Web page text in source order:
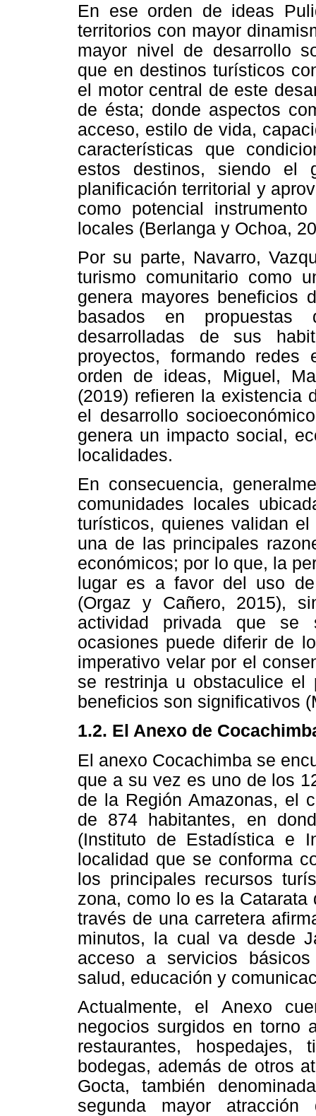
En ese orden de ideas
territorios con mayor
mayor nivel de desarrollo
que en destinos turísticos
el motor central de este
de ésta; donde aspectos
acceso, estilo de vida,
características que
estos destinos, siendo el
planificación territorial y
como potencial
locales (Berlanga y Ochoa,
Por su parte, Navarro,
turismo comunitario como
genera mayores beneficios
basados en propuestas
desarrolladas de sus
proyectos, formando
orden de ideas, Miguel,
(2019) refieren la existencia
el desarrollo
genera un impacto social,
localidades.
En consecuencia,
comunidades locales
turísticos, quienes validan
una de las principales
económicos; por lo que, la
lugar es a favor del uso
(Orgaz y Cañero, 2015),
actividad privada que se
ocasiones puede diferir de
imperativo velar por el
se restrinja u obstaculice el
beneficios son significativos
1.2. El Anexo de
El anexo Cocachimba se
que a su vez es uno de los
de la Región Amazonas, el
de 874 habitantes, en
(Instituto de Estadística e
localidad que se conforma
los principales recursos
zona, como lo es la
través de una carretera
minutos, la cual va desde
acceso a servicios
salud, educación y
Actualmente, el Anexo
negocios surgidos en torno
restaurantes,
bodegas, además de otros
Gocta, también
segunda mayor